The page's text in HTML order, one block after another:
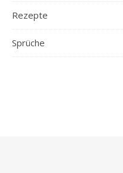
Rezepte
Sprüche